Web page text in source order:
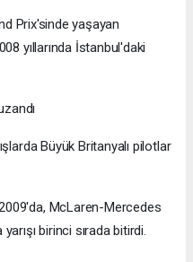
Prix'sinde yaşayan
yıllarında İstanbul'daki
Büyük Britanyalı pilotlar
McLaren-Mercedes
birinci sırada bitirdi.